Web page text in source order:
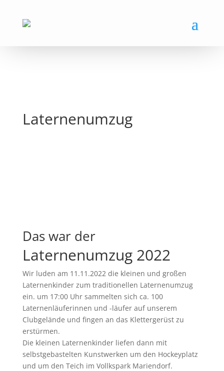
Laternenumzug
Das war der
Laternenumzug 2022
Wir luden am 11.11.2022 die kleinen und großen
Laternenkinder zum traditionellen Laternenumzug
ein. um 17:00 Uhr sammelten sich ca. 100
Laternenläuferinnen und -läufer auf unserem
Clubgelände und fingen an das Klettergerüst zu
erstürmen.
Die kleinen Laternenkinder liefen dann mit
selbstgebastelten Kunstwerken um den Hockeyplatz
und um den Teich im Vollkspark Mariendorf.